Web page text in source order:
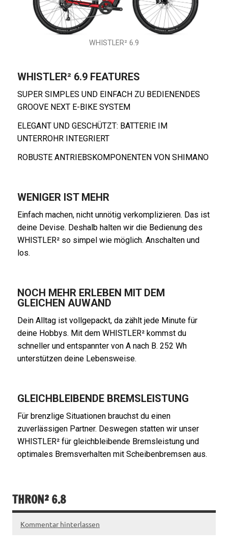
WHISTLER² 6.9
WHISTLER² 6.9 FEATURES
SUPER SIMPLES UND EINFACH ZU BEDIENENDES
GROOVE NEXT E-BIKE SYSTEM
ELEGANT UND GESCHÜTZT: BATTERIE IM
UNTERROHR INTEGRIERT
ROBUSTE ANTRIEBSKOMPONENTEN VON SHIMANO
WENIGER IST MEHR
Einfach machen, nicht unnötig verkomplizieren. Das ist
deine Devise. Deshalb halten wir die Bedienung des
WHISTLER² so simpel wie möglich. Anschalten und
los.
NOCH MEHR ERLEBEN MIT DEM
GLEICHEN AUWAND
Dein Alltag ist vollgepackt, da zählt jede Minute für
deine Hobbys. Mit dem WHISTLER² kommst du
schneller und entspannter von A nach B. 252 Wh
unterstützen deine Lebensweise.
GLEICHBLEIBENDE BREMSLEISTUNG
Für brenzlige Situationen brauchst du einen
zuverlässigen Partner. Deswegen statten wir unser
WHISTLER² für gleichbleibende Bremsleistung und
optimales Bremsverhalten mit Scheibenbremsen aus.
THRON² 6.8
Kommentar hinterlassen